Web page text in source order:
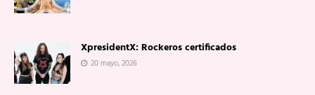
XpresidentX: Rockeros certificados
20 mayo, 2026